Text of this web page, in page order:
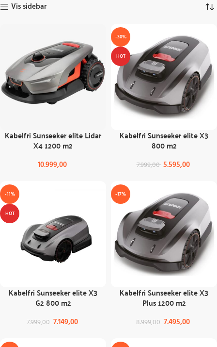
Vis sidebar
Kabelfri Sunseeker elite Lidar
X4 1200 m2
10.999,00
-30%
HOT
Kabelfri Sunseeker elite X3
800 m2
7.999,00 5.595,00
-11%
HOT
Kabelfri Sunseeker elite X3
G2 800 m2
7.999,00 7.149,00
-17%
Kabelfri Sunseeker elite X3
Plus 1200 m2
8.999,007.495,00